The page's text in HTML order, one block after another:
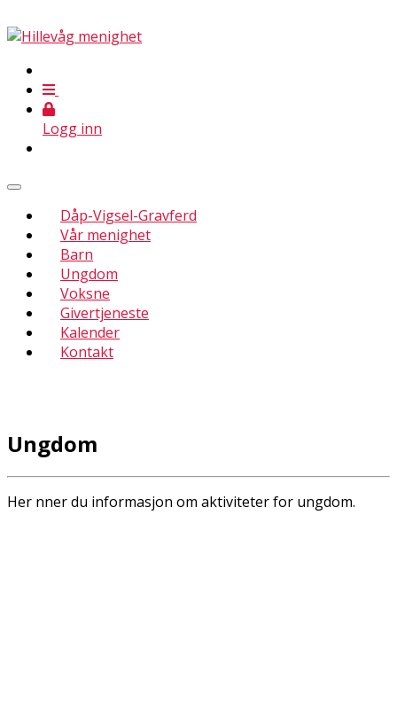
Logg inn
Dåp-Vigsel-Gravferd
Vår menighet
Barn
Ungdom
Voksne
Givertjeneste
Kalender
Kontakt
Ungdom
Her finner du informasjon om aktiviteter for ungdom.